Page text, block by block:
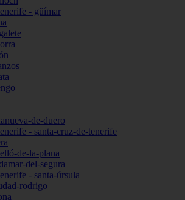
- güímar
de-duero
- santa-cruz-de-tenerife
de-la-plana
del-segura
- santa-úrsula
rodrigo